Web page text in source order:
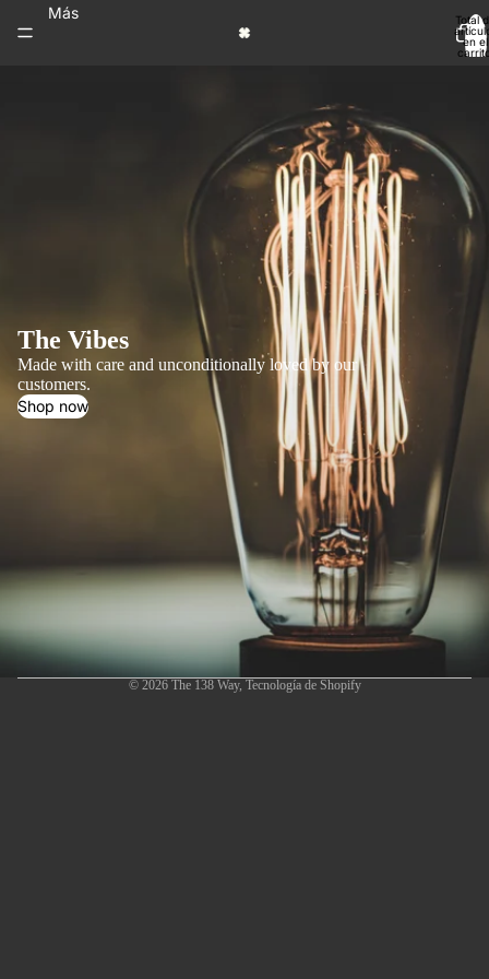
Más
Total
en el
The Vibes
Made with care and unconditionally loved by our
customers.
Shop now
© 2026 The 138 Way, Tecnología de Shopify